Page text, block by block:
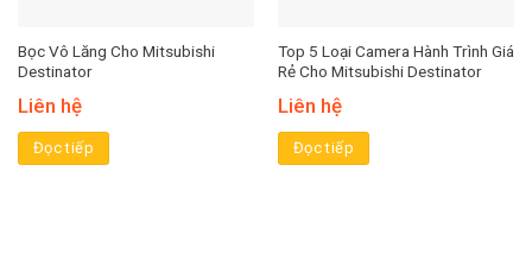
Bọc Vô Lăng Cho Mitsubishi
Destinator
Liên hệ
Đọc tiếp
Top 5 Loại Camera Hành Trình Giá
Rẻ Cho Mitsubishi Destinator
Liên hệ
Đọc tiếp